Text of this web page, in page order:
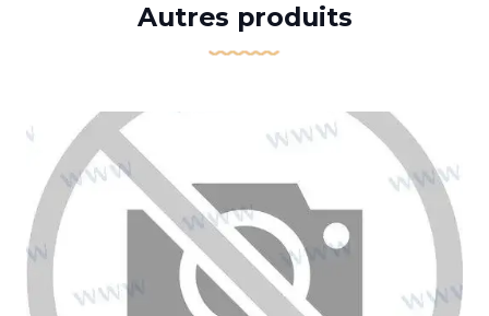
Autres produits